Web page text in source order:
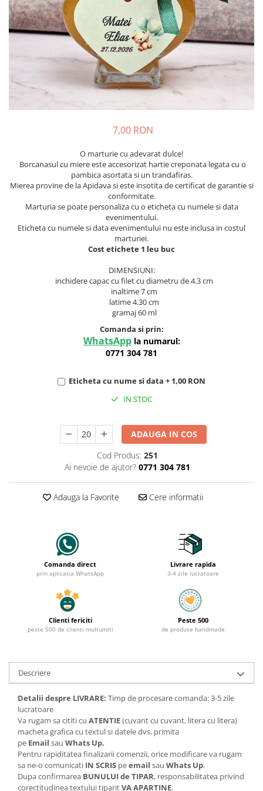
Meniuri & nr de BOTEZ
Plicuri si cartoane pentru INVITATII
TAVA pentru MOT
Cruciulite de BOTEZ
Invitatii BANCHET
Baloane & decoratiuni BOTEZ
Pahare Miri & Nasi
Cocarde nunta
Inmormatare/pomana
Meniuri pentru NUNTA
Decoratiuni NUNTA
7,00 RON
O marturie cu adevarat dulce!
Borcanasul cu miere este accesorizat hartie creponata legata cu o
pambica asortata si un trandafiras.
Mierea provine de la Apidava si este insotita de certificat de garantie si
conformitate.
Marturia se poate personaliza cu o eticheta cu numele si data
evenimentului.
Eticheta cu numele si data evenimentului nu este inclusa in costul
marturiei.
Cost etichete 1 leu buc
DIMENSIUNI:
inchidere capac cu filet cu diametru de 4.3 cm
inaltime 7 cm
latime 4.30 cm
gramaj 60 ml
Comanda si prin:
WhatsApp la numarul:
0771 304 781
Eticheta cu nume si data + 1,00 RON
IN STOC
ADAUGA IN COS
Cod Produs: 251
Ai nevoie de ajutor? 0771 304 781
Adauga la Favorite Cere informatii
Comanda direct
prin aplicatia WhatsApp
Livrare rapida
3-4 zile lucratoare
Clienti fericiti
peste 500 de clienti multumiti
Peste 500
de produse handmade
Descriere
Detalii despre LIVRARE: Timp de procesare comanda: 3-5 zile
lucratoare
Va rugam sa cititi cu ATENTIE(cuvant cu cuvant, litera cu litera)
macheta grafica cu textul si datele dvs. primita
pe Email sau Whats Up.
Pentru rapiditatea finalizarii comenzii, orice modificare va rugam
sa ne-o comunicati IN SCRIS peemail sau Whats Up.
Dupa confirmarea BUNULUI de TIPAR, responsabilitatea privind
corectitudinea textului tiparitVA APARTINE.